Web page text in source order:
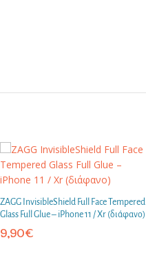
ZAGG InvisibleShield Full Face Tempered
Glass Full Glue – iPhone 11 / Xr (διάφανο)
9,90€